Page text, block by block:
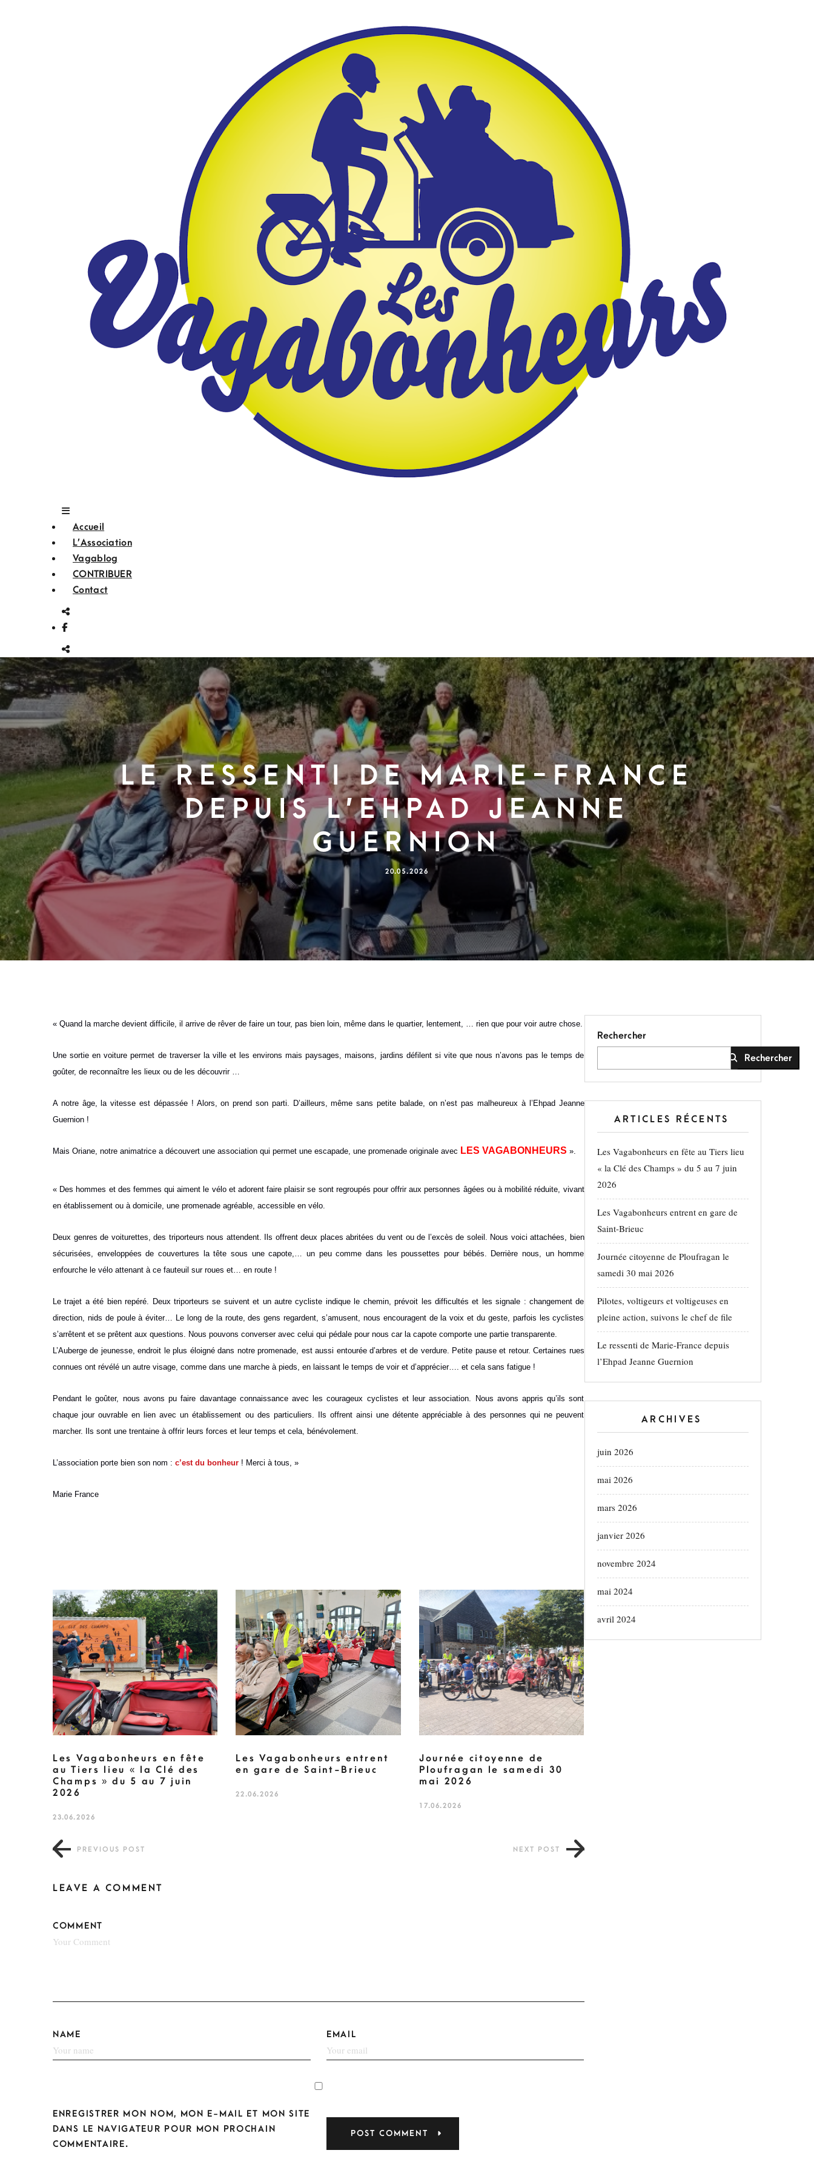
Accueil
L’Association
Vagablog
CONTRIBUER
Contact
Le ressenti de Marie-France
depuis l’Ehpad Jeanne
Guernion
20.05.2026
« Quand la marche devient difficile, il arrive de rêver de faire un tour, pas bien loin, même dans le quartier, lentement, … rien que pour voir autre chose.
Une sortie en voiture permet de traverser la ville et les environs mais paysages, maisons, jardins défilent si vite que nous n’avons pas le temps de
goûter, de reconnaître les lieux ou de les découvrir …
A notre âge, la vitesse est dépassée ! Alors, on prend son parti. D’ailleurs, même sans petite balade, on n’est pas malheureux à l’Ehpad Jeanne
Guernion !
Mais Oriane, notre animatrice a découvert une association qui permet une escapade, une promenade originale avec LES VAGABONHEURS ».
« Des hommes et des femmes qui aiment le vélo et adorent faire plaisir se sont regroupés pour offrir aux personnes âgées ou à mobilité réduite, vivant
en établissement ou à domicile, une promenade agréable, accessible en vélo.
Deux genres de voiturettes, des triporteurs nous attendent. Ils offrent deux places abritées du vent ou de l’excès de soleil. Nous voici attachées, bien
sécurisées, enveloppées de couvertures la tête sous une capote,… un peu comme dans les poussettes pour bébés. Derrière nous, un homme
enfourche le vélo attenant à ce fauteuil sur roues et… en route !
Le trajet a été bien repéré. Deux triporteurs se suivent et un autre cycliste indique le chemin, prévoit les difficultés et les signale : changement de
direction, nids de poule à éviter… Le long de la route, des gens regardent, s’amusent, nous encouragent de la voix et du geste, parfois les cyclistes
s’arrêtent et se prêtent aux questions. Nous pouvons converser avec celui qui pédale pour nous car la capote comporte une partie transparente.
L’Auberge de jeunesse, endroit le plus éloigné dans notre promenade, est aussi entourée d’arbres et de verdure. Petite pause et retour. Certaines rues
connues ont révélé un autre visage, comme dans une marche à pieds, en laissant le temps de voir et d’apprécier…. et cela sans fatigue !
Pendant le goûter, nous avons pu faire davantage connaissance avec les courageux cyclistes et leur association. Nous avons appris qu’ils sont
chaque jour ouvrable en lien avec un établissement ou des particuliers. Ils offrent ainsi une détente appréciable à des personnes qui ne peuvent
marcher. Ils sont une trentaine à offrir leurs forces et leur temps et cela, bénévolement.
L’association porte bien son nom : c’est du bonheur ! Merci à tous, »
Marie France
Les Vagabonheurs en fête
au Tiers lieu « la Clé des
Champs » du 5 au 7 juin
2026
23.06.2026
Les Vagabonheurs entrent
en gare de Saint-Brieuc
22.06.2026
Journée citoyenne de
Ploufragan le samedi 30
mai 2026
17.06.2026
PREVIOUS POST NEXT POST
LEAVE A COMMENT
COMMENT
NAME EMAIL
ENREGISTRER MON NOM, MON E-MAIL ET MON SITE
DANS LE NAVIGATEUR POUR MON PROCHAIN
COMMENTAIRE.
Rechercher
Rechercher
ARTICLES RÉCENTS
Les Vagabonheurs en fête au Tiers lieu
« la Clé des Champs » du 5 au 7 juin
2026
Les Vagabonheurs entrent en gare de
Saint-Brieuc
Journée citoyenne de Ploufragan le
samedi 30 mai 2026
Pilotes, voltigeurs et voltigeuses en
pleine action, suivons le chef de file
Le ressenti de Marie-France depuis
l’Ehpad Jeanne Guernion
ARCHIVES
juin 2026
mai 2026
mars 2026
janvier 2026
novembre 2024
mai 2024
avril 2024